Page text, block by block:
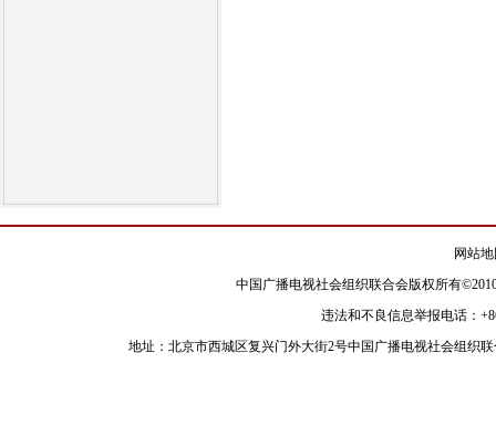
网站
中国广播电视社会组织联合会版权所有
违法和不良信息举报电话：
地址：北京市西城区复兴门外大街2号中国广播电视社会组织联